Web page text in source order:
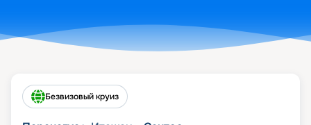
Безвизовый круиз